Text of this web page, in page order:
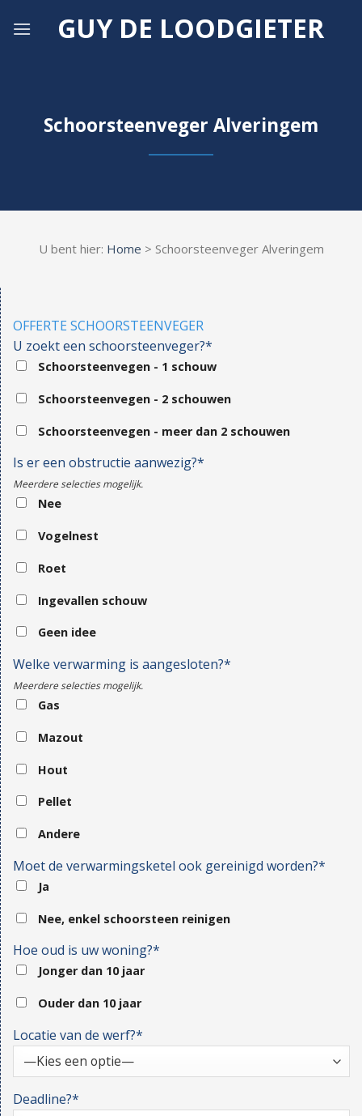
GUY DE LOODGIETER
Schoorsteenveger Alveringem
U bent hier: Home > Schoorsteenveger Alveringem
OFFERTE SCHOORSTEENVEGER
U zoekt een schoorsteenveger?*
Schoorsteenvegen - 1 schouw
Schoorsteenvegen - 2 schouwen
Schoorsteenvegen - meer dan 2 schouwen
Is er een obstructie aanwezig?*
Meerdere selecties mogelijk.
Nee
Vogelnest
Roet
Ingevallen schouw
Geen idee
Welke verwarming is aangesloten?*
Meerdere selecties mogelijk.
Gas
Mazout
Hout
Pellet
Andere
Moet de verwarmingsketel ook gereinigd worden?*
Ja
Nee, enkel schoorsteen reinigen
Hoe oud is uw woning?*
Jonger dan 10 jaar
Ouder dan 10 jaar
Locatie van de werf?*
Deadline?*